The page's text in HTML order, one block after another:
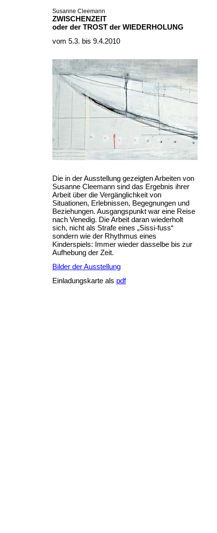
Susanne Cleemann
ZWISCHENZEIT
oder der TROST der WIEDERHOLUNG
vom 5.3. bis 9.4.2010
Die in der Ausstellung gezeigten Arbeiten von
Susanne Cleemann sind das Ergebnis ihrer
Arbeit über die Vergänglichkeit von
Situationen, Erlebnissen, Begegnungen und
Beziehungen. Ausgangspunkt war eine Reise
nach Venedig. Die Arbeit daran wiederholt
sich, nicht als Strafe eines „Sissi-fuss“
sondern wie der Rhythmus eines
Kinderspiels: Immer wieder dasselbe bis zur
Aufhebung der Zeit.
Bilder der Ausstellung
Einladungskarte als pdf